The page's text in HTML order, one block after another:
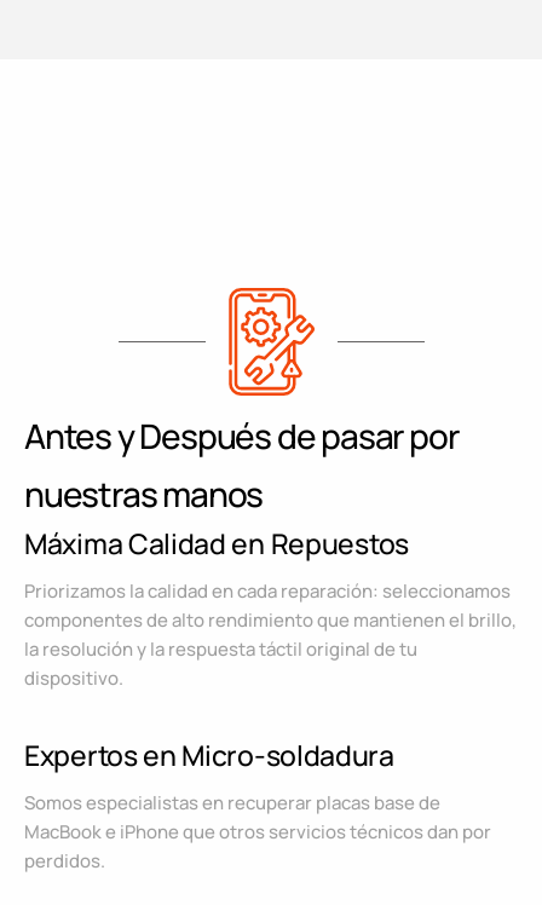
Antes y Después de pasar por
nuestras manos
Máxima Calidad en Repuestos
Priorizamos la calidad en cada reparación: seleccionamos
componentes de alto rendimiento que mantienen el brillo,
la resolución y la respuesta táctil original de tu
dispositivo.
Expertos en Micro-soldadura
Somos especialistas en recuperar placas base de
MacBook e iPhone que otros servicios técnicos dan por
perdidos.